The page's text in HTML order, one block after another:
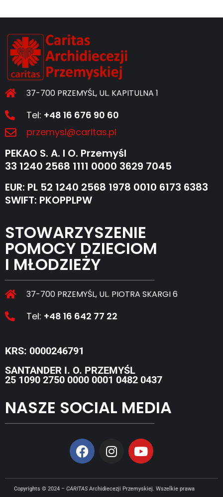
37-700 PRZEMYŚL, UL. KAPITULNA 1
Tel: +48 16 676 90 60
przemysl@caritas.pl
PEKAO S. A. I O. Przemyśl
33 1240 2568 1111 0000 3629 7045
EUR: PL 52 1240 2568 1978 0010 6173 6383
SWIFT: PKOPPLPW
STOWARZYSZENIE
POMOCY DZIECIOM
I MŁODZIEŻY
37-700 PRZEMYŚL, UL. PIOTRA SKARGI 6
Tel: +48 16 642 77 22
KRS: 0000246791
SANTANDER I. O. PRZEMYŚL
25 1090 2750 0000 0001 0482 0437
NASZE SOCIAL MEDIA
Copyrights © 2024 – CARITASArchidiecezji Przemyskiej. Wszelkie prawa